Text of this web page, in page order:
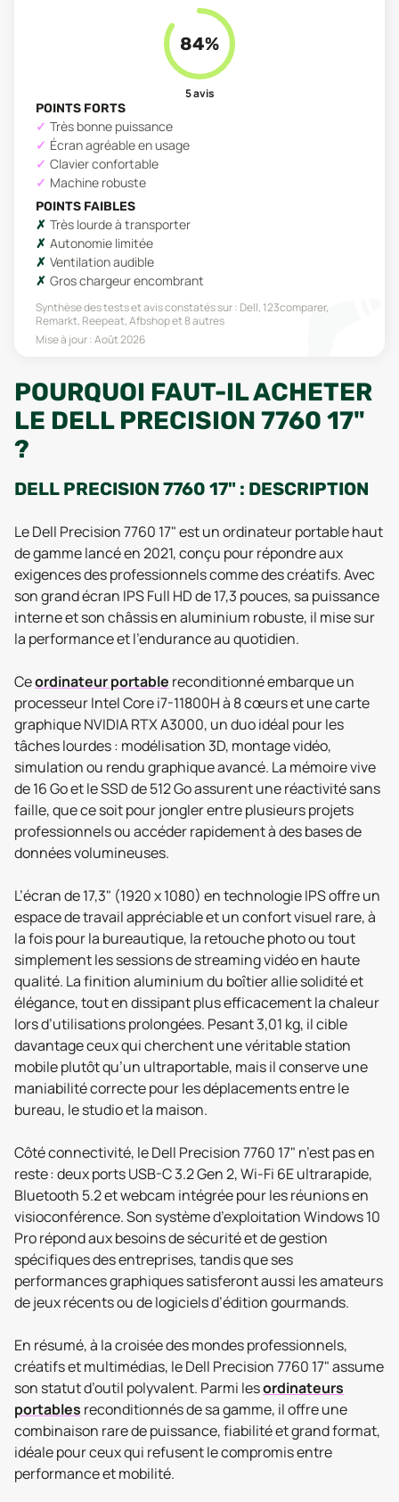
84%
5avis
POINTS FORTS
Très bonne puissance
Écran agréable en usage
Clavier confortable
Machine robuste
POINTS FAIBLES
Très lourde à transporter
Autonomie limitée
Ventilation audible
Gros chargeur encombrant
Synthèse des tests et avis constatés sur : Dell, 123comparer,
Remarkt, Reepeat, Afbshopet 8 autres
Mise à jour :Août 2026
POURQUOI FAUT-IL ACHETER
LE DELL PRECISION 7760 17"
?
DELL PRECISION 7760 17" : DESCRIPTION
Le Dell Precision 7760 17" est un ordinateur portable haut
de gamme lancé en 2021, conçu pour répondre aux
exigences des professionnels comme des créatifs. Avec
son grand écran IPS Full HD de 17,3 pouces, sa puissance
interne et son châssis en aluminium robuste, il mise sur
la performance et l’endurance au quotidien.
Ceordinateur portable reconditionné embarque un
processeur Intel Core i7-11800H à 8 cœurs et une carte
graphique NVIDIA RTX A3000, un duo idéal pour les
tâches lourdes : modélisation 3D, montage vidéo,
simulation ou rendu graphique avancé. La mémoire vive
de 16 Go et le SSD de 512 Go assurent une réactivité sans
faille, que ce soit pour jongler entre plusieurs projets
professionnels ou accéder rapidement à des bases de
données volumineuses.
L’écran de 17,3" (1920 x 1080) en technologie IPS offre un
espace de travail appréciable et un confort visuel rare, à
la fois pour la bureautique, la retouche photo ou tout
simplement les sessions de streaming vidéo en haute
qualité. La finition aluminium du boîtier allie solidité et
élégance, tout en dissipant plus efficacement la chaleur
lors d’utilisations prolongées. Pesant 3,01 kg, il cible
davantage ceux qui cherchent une véritable station
mobile plutôt qu’un ultraportable, mais il conserve une
maniabilité correcte pour les déplacements entre le
bureau, le studio et la maison.
Côté connectivité, le Dell Precision 7760 17" n’est pas en
reste : deux ports USB-C 3.2 Gen 2, Wi-Fi 6E ultrarapide,
Bluetooth 5.2 et webcam intégrée pour les réunions en
visioconférence. Son système d’exploitation Windows 10
Pro répond aux besoins de sécurité et de gestion
spécifiques des entreprises, tandis que ses
performances graphiques satisferont aussi les amateurs
de jeux récents ou de logiciels d’édition gourmands.
En résumé, à la croisée des mondes professionnels,
créatifs et multimédias, le Dell Precision 7760 17" assume
son statut d’outil polyvalent. Parmi lesordinateurs
portables reconditionnés de sa gamme, il offre une
combinaison rare de puissance, fiabilité et grand format,
idéale pour ceux qui refusent le compromis entre
performance et mobilité.